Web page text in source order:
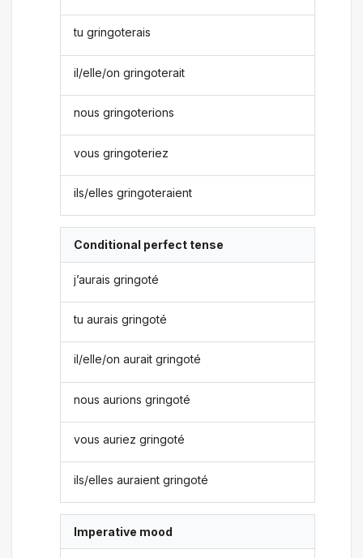
tu gringoterais
il/elle/on gringoterait
nous gringoterions
vous gringoteriez
ils/elles gringoteraient
Conditional perfect tense
j’aurais gringoté
tu aurais gringoté
il/elle/on aurait gringoté
nous aurions gringoté
vous auriez gringoté
ils/elles auraient gringoté
Imperative mood